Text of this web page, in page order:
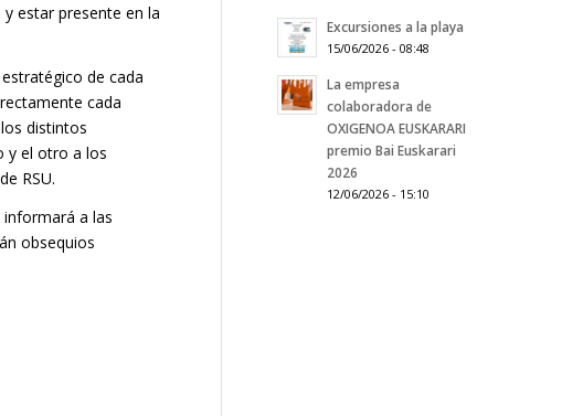
estar presente en la
de cada
cada
distintos
y el otro a los
RSU.
a las
obsequios
Excursiones a la playa
15/06/2026 - 08:48
La empresa
colaboradora de
OXIGENOA EUSKARARI
premio Bai Euskarari
2026
12/06/2026 - 15:10